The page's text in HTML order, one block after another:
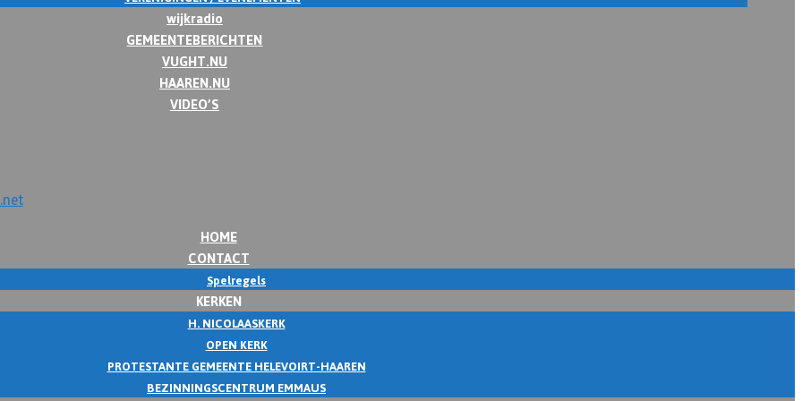
wijkradio
GEMEENTEBERICHTEN
VUGHT.NU
HAAREN.NU
VIDEO’S
HOME
CONTACT
Spelregels
KERKEN
H. NICOLAASKERK
OPEN KERK
PROTESTANTE GEMEENTE HELEVOIRT-HAAREN
BEZINNINGSCENTRUM EMMAUS